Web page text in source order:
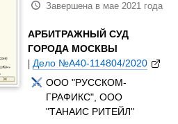
Завершена в мае 2021 года
АРБИТРАЖНЫЙ СУД
ГОРОДА МОСКВЫ
|Дело №А40-114804/2020
ООО "РУССКОМ-
ГРАФИКС", ООО
"ТАНАИС РИТЕЙЛ"